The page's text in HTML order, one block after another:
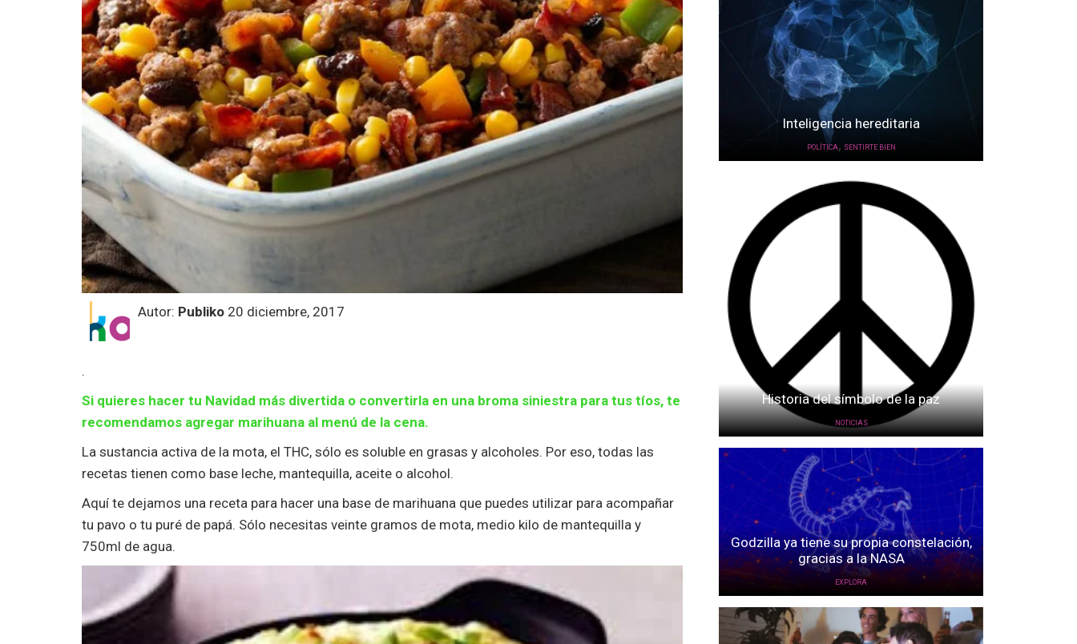
Autor: Publiko 20 diciembre, 2017
.
Si quieres hacer tu Navidad más divertida o convertirla en una broma siniestra para tus tíos, te
recomendamos agregar marihuana al menú de la cena.
La sustancia activa de la mota, el THC, sólo es soluble en grasas y alcoholes. Por eso, todas las
recetas tienen como base leche, mantequilla, aceite o alcohol.
Aquí te dejamos una receta para hacer una base de marihuana que puedes utilizar para acompañar
tu pavo o tu puré de papá. Sólo necesitas veinte gramos de mota, medio kilo de mantequilla y
750ml de agua.
Inteligencia hereditaria
POLÍTICA , SENTIRTE BIEN
Historia del símbolo de la paz
NOTICIAS
Godzilla ya tiene su propia constelación,
gracias a la NASA
EXPLORA